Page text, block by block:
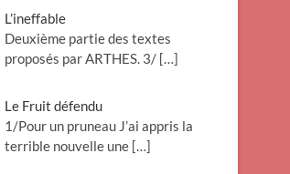
L’ineffable
Deuxième partie des textes
proposés par ARTHES. 3/ […]
Le Fruit défendu
1/Pour un pruneau J’ai appris la
terrible nouvelle une […]